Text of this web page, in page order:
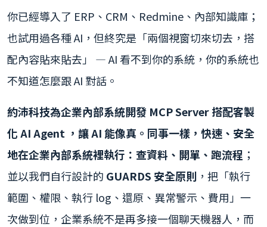
你已經導入了 ERP、CRM、Redmine、內部知識庫；
也試用過各種 AI，但終究是「兩個視窗切來切去，搭
配內容貼來貼去」 — AI 看不到你的系統，你的系統也
不知道怎麼跟 AI 對話。
約沛科技為企業內部系統開發 MCP Server 搭配客製
化 AI Agent ，讓 AI 能像真。同事一樣，快速、安全
地在企業內部系統裡執行：查資料、開單、跑流程 ；
並以我們自行設計的 GUARDS 安全原則 ，把「執行
範圍、權限、執行 log、還原、異常警示、費用」一
次做到位，企業系統不是再多接一個聊天機器人，而